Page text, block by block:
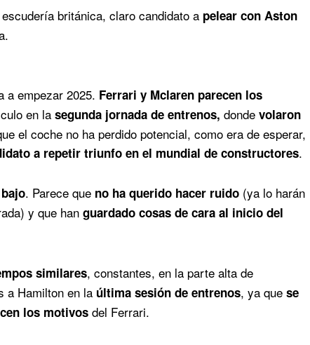
británica, claro candidato a pelear con Aston
a empezar 2025. Ferrari y Mclaren parecen los
en la segunda jornada de entrenos, donde volaron
el coche no ha perdido potencial, como era de esperar,
a repetir triunfo en el mundial de constructores.
. Parece que no ha querido hacer ruido (ya lo harán
y que han guardado cosas de cara al inicio del
similares, constantes, en la parte alta de
a Hamilton en la última sesión de entrenos, ya que se
los motivos del Ferrari.